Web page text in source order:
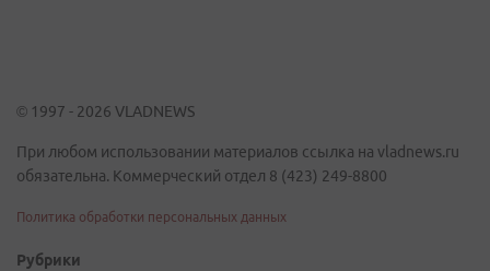
© 1997 - 2026 VLADNEWS
При любом использовании материалов ссылка на vladnews.ru
обязательна. Коммерческий отдел 8 (423) 249-8800
Политика обработки персональных данных
Рубрики